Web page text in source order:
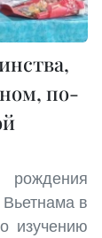
по-
в
изучению